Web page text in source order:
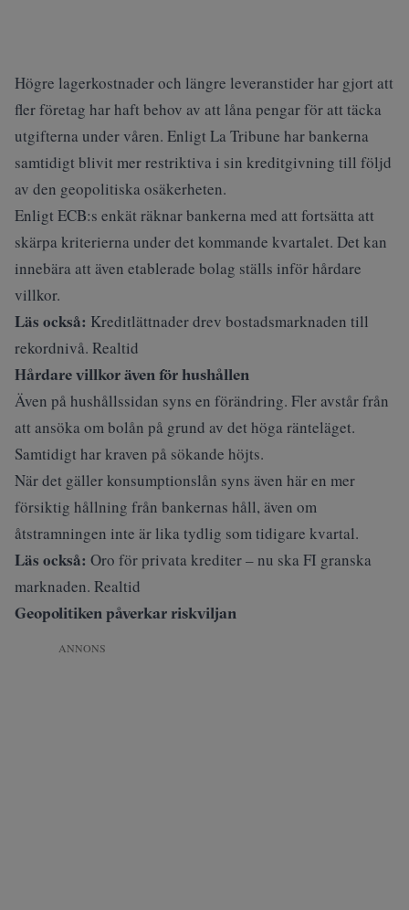
Högre lagerkostnader och längre leveranstider har gjort att
fler företag har haft behov av att låna pengar för att täcka
utgifterna under våren. Enligt La Tribune har bankerna
samtidigt blivit merrestriktiva i sin kreditgivning till följd
av den geopolitiska osäkerheten.
Enligt ECB:s enkät räknar bankerna med att fortsätta att
skärpa kriterierna under det kommande kvartalet. Det kan
innebära att även etablerade bolag ställs inför hårdare
villkor.
Läs också: Kreditlättnader drev bostadsmarknaden till
rekordnivå. Realtid
Hårdare villkor även för hushållen
Även på hushållssidan syns en förändring. Fler avstår från
att ansöka om bolån på grund av det höga ränteläget.
Samtidigt har kraven på sökande höjts.
När det gäller konsumptionslån syns även här en mer
försiktig hållning från bankernas håll, även om
åtstramningen inte är lika tydlig som tidigare kvartal.
Läs också: Oro för privata krediter – nu ska FI granska
marknaden. Realtid
Geopolitiken påverkar riskviljan
ANNONS